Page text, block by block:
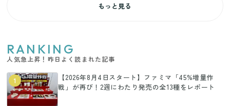
もっと見る
RANKING
人気急上昇！昨日よく読まれた記事
1
【2026年8月4日スタート】ファミマ「45%増量作
戦」が再び！2週にわたり発売の全13種をレポート